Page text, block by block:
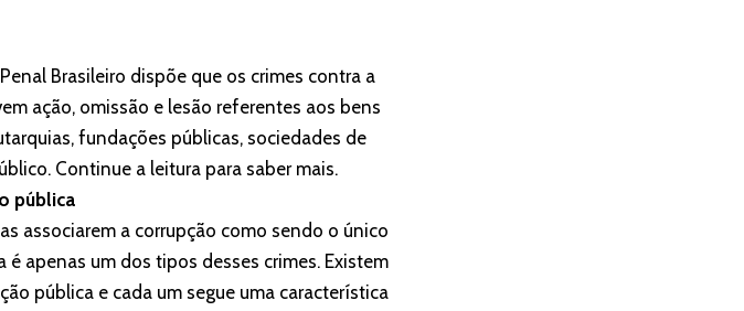
Brasileiro dispõe que os crimes contra a
ação, omissão e lesão referentes aos bens
fundações públicas, sociedades de
Continue a leitura para saber mais.
pública
associarem a corrupção como sendo o único
apenas um dos tipos desses crimes. Existem
pública e cada um segue uma característica